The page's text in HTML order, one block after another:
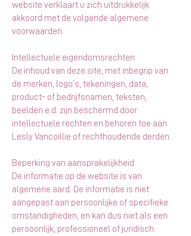
website verklaart u zich uitdrukkelijk
akkoord met de volgende algemene
voorwaarden.
Intellectuele eigendomsrechten
De inhoud van deze site, met inbegrip van
de merken, logo’s, tekeningen, data,
product- of bedrijfsnamen, teksten,
beelden e.d. zijn beschermd door
intellectuele rechten en behoren toe aan
Lesly Vancoillie of rechthoudende derden.
Beperking ​van aansprakelijkheid
De informatie op de website is van
algemene aard. De informatie is niet
aangepast aan persoonlijke of specifieke
omstandigheden, en kan dus niet als een
persoonlijk, professioneel of juridisch